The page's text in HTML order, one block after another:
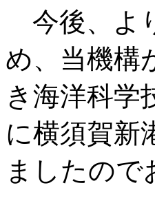
今後、よ
め、当機構
き海洋科学
に横須賀新
ましたので